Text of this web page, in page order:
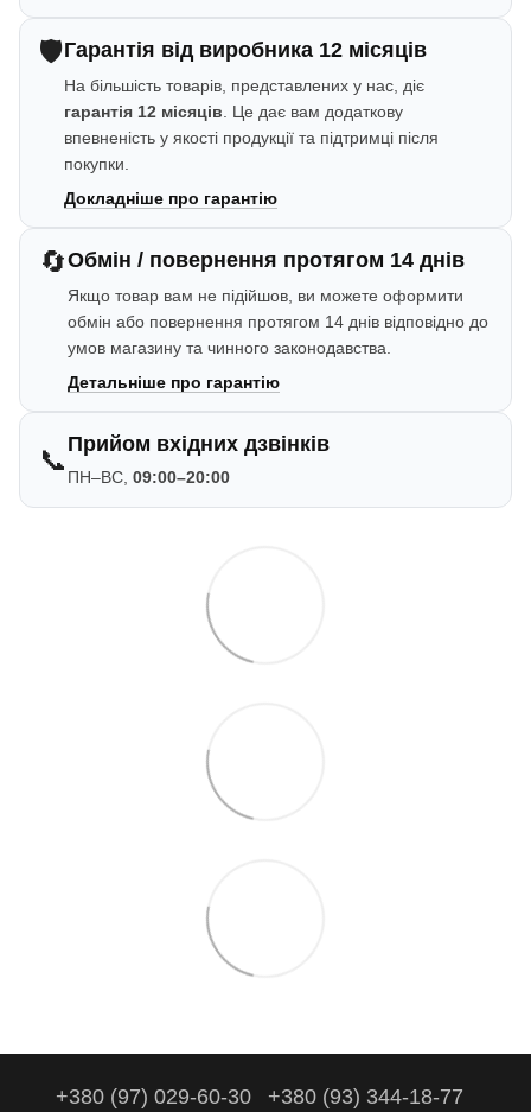
🛡️Гарантія від виробника 12 місяців
На більшість товарів, представлених у нас, діє
гарантія 12 місяців . Це дає вам додаткову
впевненість у якості продукції та підтримці після
покупки.
Докладніше про гарантію
🔄Обмін / повернення протягом 14 днів
Якщо товар вам не підійшов, ви можете оформити
обмін або повернення протягом 14 днів відповідно до
умов магазину та чинного законодавства.
Детальніше про гарантію
📞 Прийом вхідних дзвінків
ПН–ВС, 09:00–20:00
+380 (97) 029-60-30 +380 (93) 344-18-77